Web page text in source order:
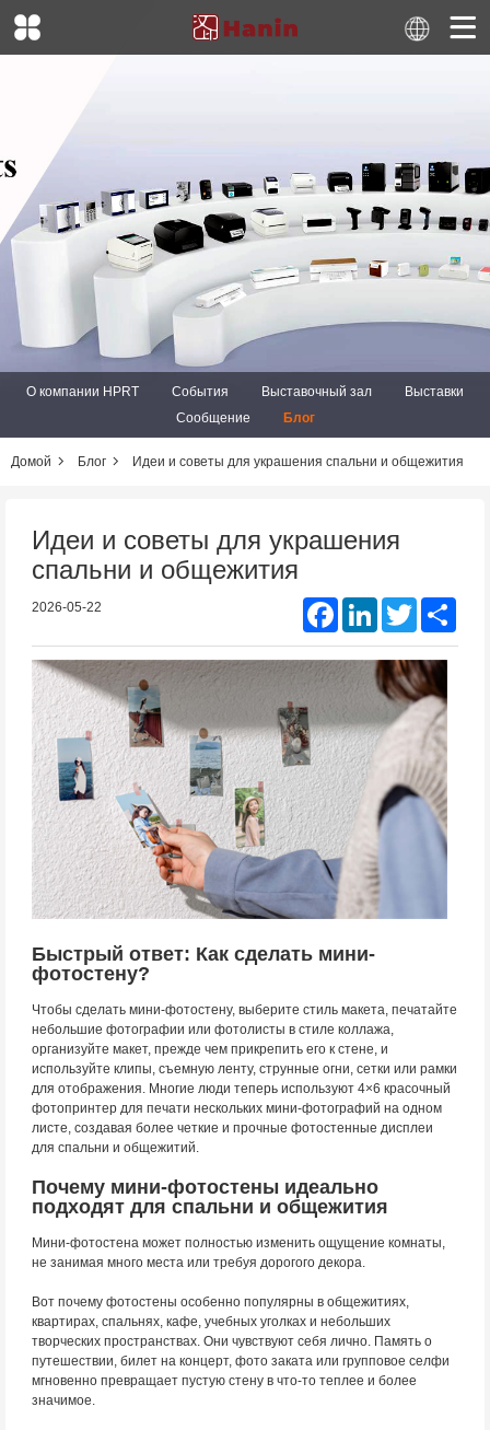
О компании HPRT События Выставочный зал
Выставки
Сообщение
Блог
Домой Блог Идеи и советы для украшения спальни и общежития
Идеи и советы для украшения
спальни и общежития
2026-05-22 FacebookLinkedIn Twitter
Быстрый ответ: Как сделать мини-
фотостену?
Чтобы сделать мини-фотостену, выберите стиль макета, печатайте
небольшие фотографии или фотолисты в стиле коллажа,
организуйте макет, прежде чем прикрепить его к стене, и
используйте клипы, съемную ленту, струнные огни, сетки или рамки
для отображения. Многие люди теперь используют 4×6 красочный
фотопринтер для печати нескольких мини-фотографий на одном
листе, создавая более четкие и прочные фотостенные дисплеи
для спальни и общежитий.
Почему мини-фотостены идеально
подходят для спальни и общежития
Мини-фотостена может полностью изменить ощущение комнаты,
не занимая много места или требуя дорогого декора.
Вот почему фотостены особенно популярны в общежитиях,
квартирах, спальнях, кафе, учебных уголках и небольших
творческих пространствах. Они чувствуют себя лично. Память о
путешествии, билет на концерт, фото заката или групповое селфи
мгновенно превращает пустую стену в что-то теплее и более
значимое.